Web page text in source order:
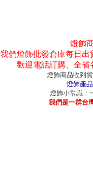
燈飾
我們燈飾批發倉庫每日
歡迎電話訂購、全
燈飾商品收到
燈飾產
燈飾小常識：
我們是一群台